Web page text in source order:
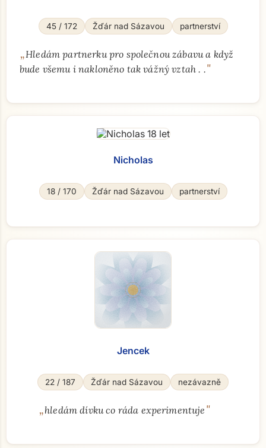
45 / 172 Žďár nad Sázavou partnerství
„Hledám partnerku pro společnou zábavu a když
bude všemu i nakloněno tak vážný vztah . ."
Nicholas
18 / 170 Žďár nad Sázavou partnerství
Jencek
22 / 187 Žďár nad Sázavou nezávazně
„hledám dívku co ráda experimentuje "